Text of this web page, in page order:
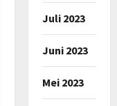
Juli 2023
Juni 2023
Mei 2023